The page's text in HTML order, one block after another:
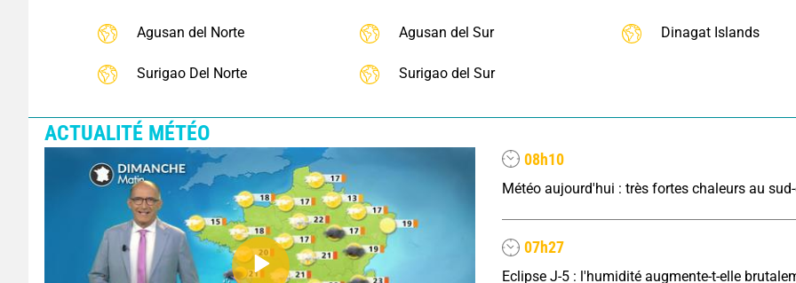
Agusan del Norte Agusan del Sur Dinagat Islands
Surigao Del Norte Surigao del Sur
ACTUALITÉ MÉTÉO
08h10
07h27